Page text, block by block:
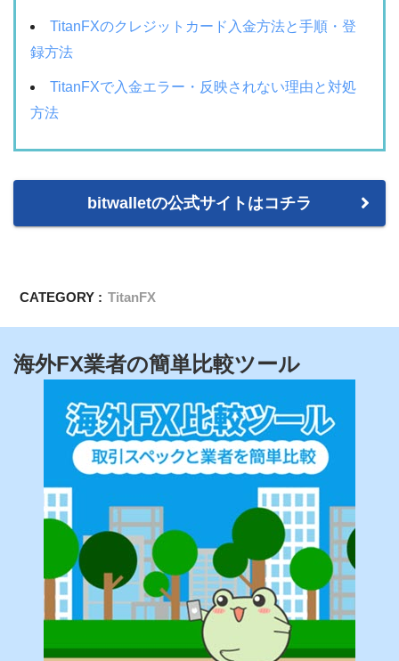
TitanFXのクレジットカード入金方法と手順・登
録方法
TitanFXで入金エラー・反映されない理由と対処
方法
bitwalletの公式サイトはコチラ
CATEGORY : TitanFX
海外FX業者の簡単比較ツール